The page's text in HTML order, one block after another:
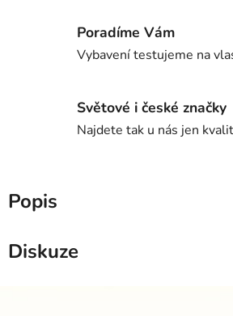
Poradíme Vám
Vybavení testujeme na
Světové i české značky
Najdete tak u nás jen
Popis
Diskuze